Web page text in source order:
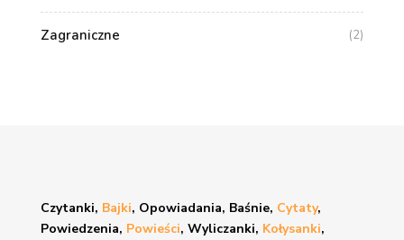
Zagraniczne (2)
Czytanki, Bajki, Opowiadania, Baśnie, Cytaty,
Powiedzenia, Powieści, Wyliczanki, Kołysanki,